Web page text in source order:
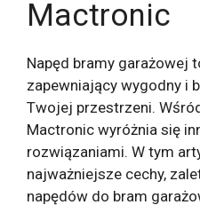
Mactronic
Napęd bramy garażowej
zapewniający wygodny i
Twojej przestrzeni.
Mactronic wyróżnia się
rozwiązaniami. W tym
najważniejsze cechy,
napędów do bram